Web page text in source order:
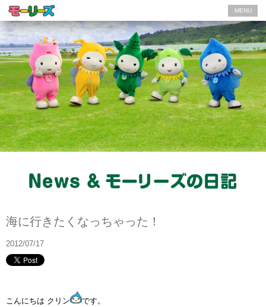
MENU
海に行きたくなっちゃった！
2012/07/17
こんにちは クリン
です。